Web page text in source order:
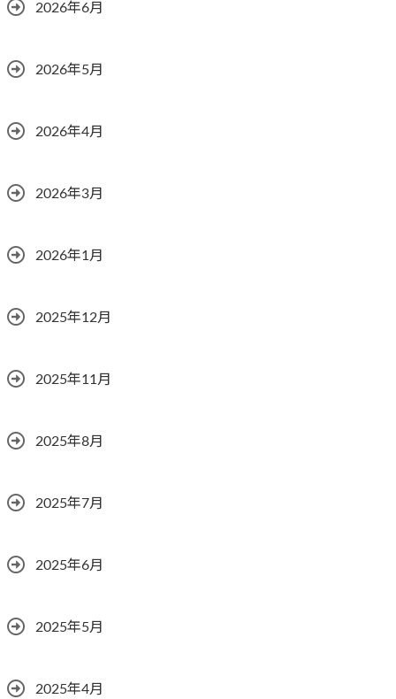
2026年6月
2026年5月
2026年4月
2026年3月
2026年1月
2025年12月
2025年11月
2025年8月
2025年7月
2025年6月
2025年5月
2025年4月